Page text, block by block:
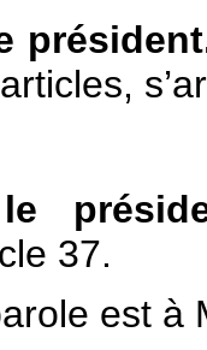
37.
est à